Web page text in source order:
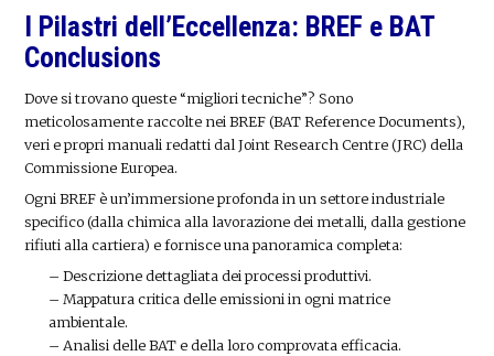
I Pilastri dell’Eccellenza: BREF e BAT
Conclusions
Dove si trovano queste “migliori tecniche”? Sono
meticolosamente raccolte nei BREF (BAT Reference Documents),
veri e propri manuali redatti dal Joint Research Centre (JRC) della
Commissione Europea.
Ogni BREF è un’immersione profonda in un settore industriale
specifico (dalla chimica alla lavorazione dei metalli, dalla gestione
rifiuti alla cartiera) e fornisce una panoramica completa:
– Descrizione dettagliata dei processi produttivi.
– Mappatura critica delle emissioni in ogni matrice
ambientale.
– Analisi delle BAT e della loro comprovata efficacia.